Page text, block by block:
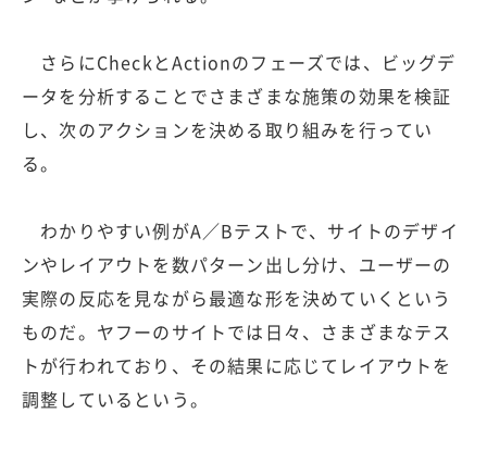
さらにCheckとActionのフェーズでは、ビッグデ
ータを分析することでさまざまな施策の効果を検証
し、次のアクションを決める取り組みを行ってい
る。
わかりやすい例がA／Bテストで、サイトのデザイ
ンやレイアウトを数パターン出し分け、ユーザーの
実際の反応を見ながら最適な形を決めていくという
ものだ。ヤフーのサイトでは日々、さまざまなテス
トが行われており、その結果に応じてレイアウトを
調整しているという。